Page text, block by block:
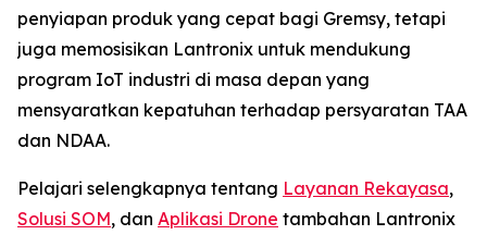
penyiapan produk yang cepat bagi Gremsy, tetapi
juga memosisikan Lantronix untuk mendukung
program IoT industri di masa depan yang
mensyaratkan kepatuhan terhadap persyaratan TAA
dan NDAA.
Pelajari selengkapnya tentang Layanan Rekayasa,
Solusi SOM, dan Aplikasi Drone tambahan Lantronix